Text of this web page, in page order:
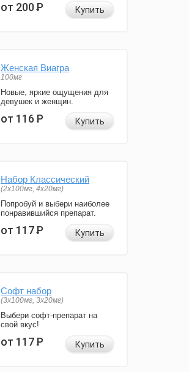
от 200Р Купить
Женская Виагра
100мг
Новые, яркие ощущения для
девушек и женщин.
от 116Р Купить
Набор Классический
(2x100мг, 4x20мг)
Попробуй и выбери наиболее
понравившийся препарат.
от 117Р Купить
Софт набор
(3x100мг, 3x20мг)
Выбери софт-препарат на
свой вкус!
от 117Р Купить